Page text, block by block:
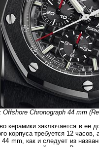
Offshore Chronograph 44 mm
керамики заключается в ее
корпуса требуется 12
mm, как и следует из